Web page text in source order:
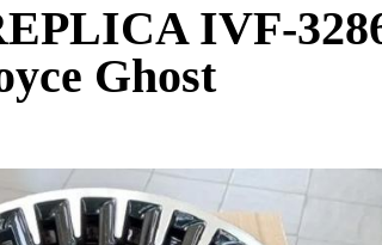
IVF-
Ghost